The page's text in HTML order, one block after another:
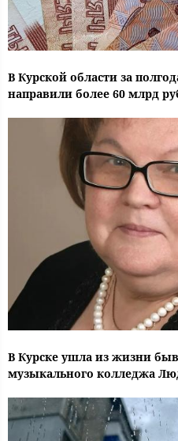
В Курской области за
направили более 60 млрд
В Курске ушла из жизни
музыкального колледжа